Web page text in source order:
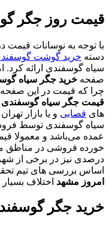
قیمت روز جگر
با توجه به نوسانات
دسته خرید گوشت
سیاه گوسفندی ارائه کرد.
صفحه خرید جگر سیاه
چرا که قیمت در این
قیمت جگر سیاه گوسفندی
های قصابی و یا بازار
سیاه گوسفندی توسط
درصدی نیز در برخی از
اساس بررسی های تیم
امروز مشهد اختلاف
خرید جگر